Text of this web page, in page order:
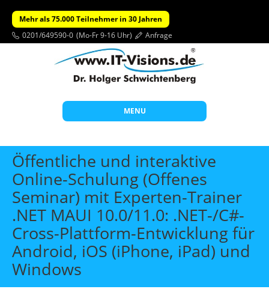
Mehr als 75.000 Teilnehmer in 30 Jahren
0201/649590-0 (Mo-Fr 9-16 Uhr) Anfrage
MENU
Start
Themen
Beratung
Individuelle Schulungen
Offene Seminare
Wissen
Über uns
Öffentliche und interaktive
Online-Schulung (Offenes
Seminar) mit Experten-Trainer
.NET MAUI 10.0/11.0: .NET-/C#-
Cross-Plattform-Entwicklung für
Android, iOS (iPhone, iPad) und
Windows